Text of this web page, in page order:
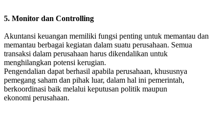
5. Monitor dan Controlling
Akuntansi keuangan memiliki fungsi penting untuk memantau dan
memantau berbagai kegiatan dalam suatu perusahaan. Semua
transaksi dalam perusahaan harus dikendalikan untuk
menghilangkan potensi kerugian.
Pengendalian dapat berhasil apabila perusahaan, khususnya
pemegang saham dan pihak luar, dalam hal ini pemerintah,
berkoordinasi baik melalui keputusan politik maupun
ekonomi perusahaan.